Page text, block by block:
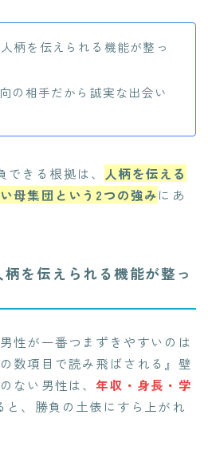
柄を伝えられる機能が整っ
の相手だから誠実な出会い
きる根拠は、 人柄を伝える
母集団という2つの強みにあ
を伝えられる機能が整っ
性が一番つまずきやすいのは
数項目で読み飛ばされる』壁
ない男性は、年収・身長・学
と、勝負の土俵にすら上がれ